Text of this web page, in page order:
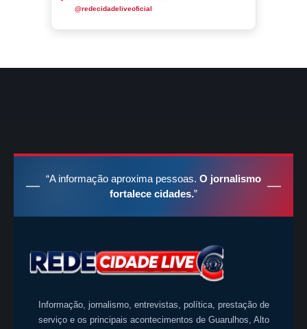
@redecidadeliveoficial
“A informação aproxima pessoas. O jornalismo
fortalece cidades.”
Informação, jornalismo, entrevistas, política, prestação de
serviço e os principais acontecimentos de Guarulhos, Alto